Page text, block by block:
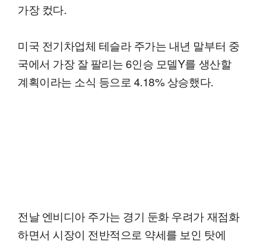
가장 컸다.
미국 전기차업체 테슬라 주가는 내년 말부터 중
국에서 가장 잘 팔리는 6인승 모델Y를 생산할
계획이라는 소식 등으로 4.18% 상승했다.
전날 엔비디아 주가는 경기 둔화 우려가 재점화
하면서 시장이 전반적으로 약세를 보인 탓에